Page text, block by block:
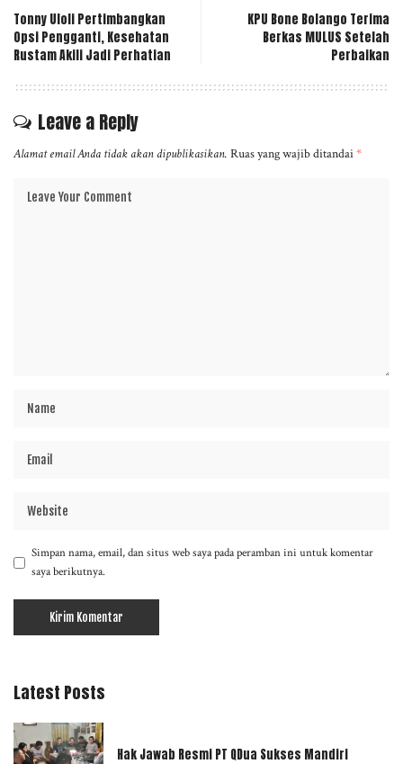
Tonny Uloli Pertimbangkan
Opsi Pengganti, Kesehatan
Rustam Akili Jadi Perhatian
KPU Bone Bolango Terima
Berkas MULUS Setelah
Perbaikan
Leave a Reply
Alamat email Anda tidak akan dipublikasikan. Ruas yang wajib ditandai*
Simpan nama, email, dan situs web saya pada peramban ini untuk komentar
saya berikutnya.
Latest Posts
Hak Jawab Resmi PT QDua Sukses Mandiri